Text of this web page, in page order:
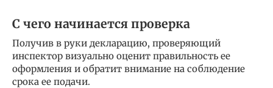
С чего начинается проверка
Получив в руки декларацию, проверяющий
инспектор визуально оценит правильность ее
оформления и обратит внимание на соблюдение
срока ее подачи.